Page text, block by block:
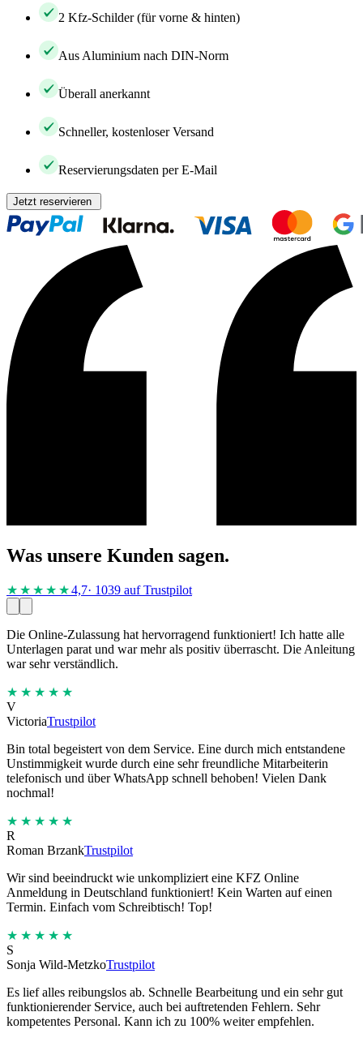
2 Kfz-Schilder (für vorne & hinten)
Aus Aluminium nach DIN-Norm
Überall anerkannt
Schneller, kostenloser Versand
Reservierungsdaten per E-Mail
Jetzt reservieren
Was unsere Kunden sagen.
★★★★ ★4,7· 1039 auf Trustpilot
Die Online-Zulassung hat hervorragend funktioniert! Ich hatte alle
Unterlagen parat und war mehr als positiv überrascht. Die Anleitung
war sehr verständlich.
★★★★★
V
VictoriaTrustpilot
Bin total begeistert von dem Service. Eine durch mich entstandene
Unstimmigkeit wurde durch eine sehr freundliche Mitarbeiterin
telefonisch und über WhatsApp schnell behoben! Vielen Dank
nochmal!
★★★★★
R
Roman BrzankTrustpilot
Wir sind beeindruckt wie unkompliziert eine KFZ Online
Anmeldung in Deutschland funktioniert! Kein Warten auf einen
Termin. Einfach vom Schreibtisch! Top!
★★★★★
S
Sonja Wild-MetzkoTrustpilot
Es lief alles reibungslos ab. Schnelle Bearbeitung und ein sehr gut
funktionierender Service, auch bei auftretenden Fehlern. Sehr
kompetentes Personal. Kann ich zu 100% weiter empfehlen.